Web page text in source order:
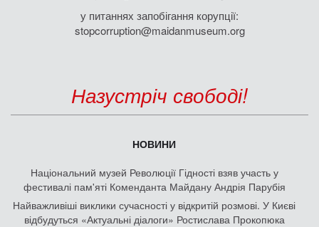
у питаннях запобігання корупції:
stopcorruption@maidanmuseum.org
Назустріч свободі!
НОВИНИ
Національний музей Революції Гідності взяв участь у
фестивалі пам'яті Коменданта Майдану Андрія Парубія
Найважливіші виклики сучасності у відкритій розмові. У Києві
відбудуться «Актуальні діалоги» Ростислава Прокопюка